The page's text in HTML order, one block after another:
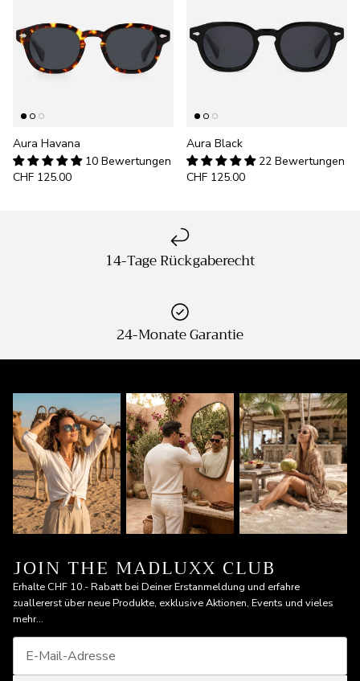
Aura Havana
10 Bewertungen
CHF 125.00
Aura Black
22 Bewertungen
CHF 125.00
14-Tage Rückgaberecht
24-Monate Garantie
JOIN THE MADLUXX CLUB
Erhalte CHF 10.- Rabatt bei Deiner Erstanmeldung und erfahre
zuallererst über neue Produkte, exklusive Aktionen, Events und vieles
mehr...